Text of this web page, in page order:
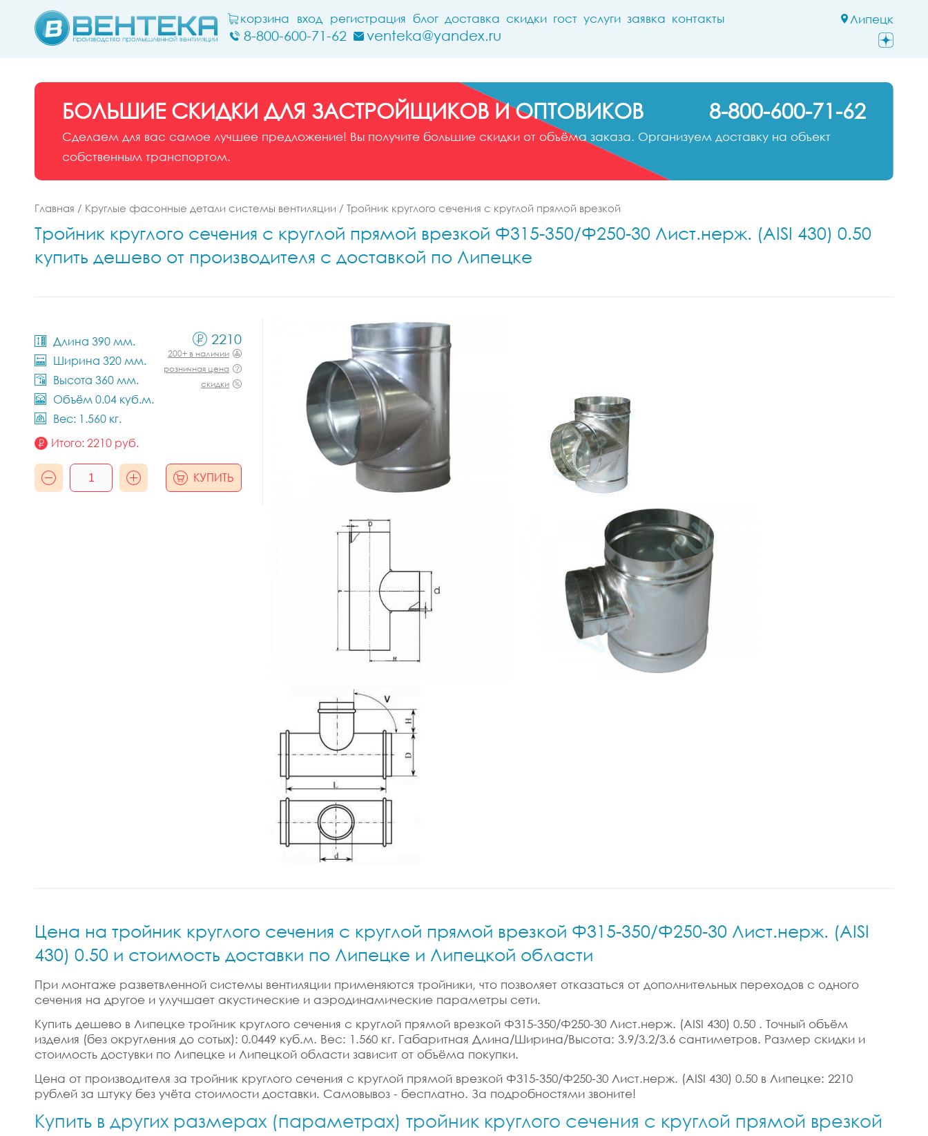
Липецк
корзина вход регистрация блог доставка скидки гост услуги заявка контакты
8-800-600-71-62 venteka@yandex.ru
БОЛЬШИЕ СКИДКИ ДЛЯ ЗАСТРОЙЩИКОВ И ОПТОВИКОВ 8-800-600-71-62
Сделаем для вас самое лучшее предложение! Вы получите большие скидки от объёма заказа. Организуем доставку на объект
собственным транспортом.
Главная / Круглые фасонные детали системы вентиляции / Тройник круглого сечения с круглой прямой врезкой
Тройник круглого сечения с круглой прямой врезкой Ф315-350/Ф250-30 Лист.нерж. (AISI 430) 0.50
купить дешево от производителя с доставкой по Липецке
Длина 390 мм.
Ширина 320 мм.
Высота 360 мм.
Объём 0.04 куб.м.
Вес: 1.560 кг.
2210
200+ в наличии
розничная цена
скидки
Итого: 2210 руб.
КУПИТЬ
Цена на тройник круглого сечения с круглой прямой врезкой Ф315-350/Ф250-30 Лист.нерж. (AISI
430) 0.50 и стоимость доставки по Липецке и Липецкой области
При монтаже разветвленной системы вентиляции применяются тройники, что позволяет отказаться от дополнительных переходов с одного
сечения на другое и улучшает акустические и аэродинамические параметры сети.
Купить дешево в Липецке тройник круглого сечения с круглой прямой врезкой Ф315-350/Ф250-30 Лист.нерж. (AISI 430) 0.50 . Точный объём
изделия (без округления до сотых): 0.0449 куб.м. Вес: 1.560 кг. Габаритная Длина/Ширина/Высота: 3.9/3.2/3.6 сантиметров. Размер скидки и
стоимость достувки по Липецке и Липецкой области зависит от объёма покупки.
Цена от производителя за тройник круглого сечения с круглой прямой врезкой Ф315-350/Ф250-30 Лист.нерж. (AISI 430) 0.50 в Липецке: 2210
рублей за штуку без учёта стоимости доставки. Самовывоз - бесплатно. За подробностями звоните!
Купить в других размерах (параметрах) тройник круглого сечения с круглой прямой врезкой